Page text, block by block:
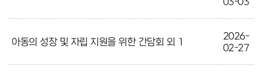
아동의 성장 및 자립 지원을 위한 간담회 외 1
2026-
02-27